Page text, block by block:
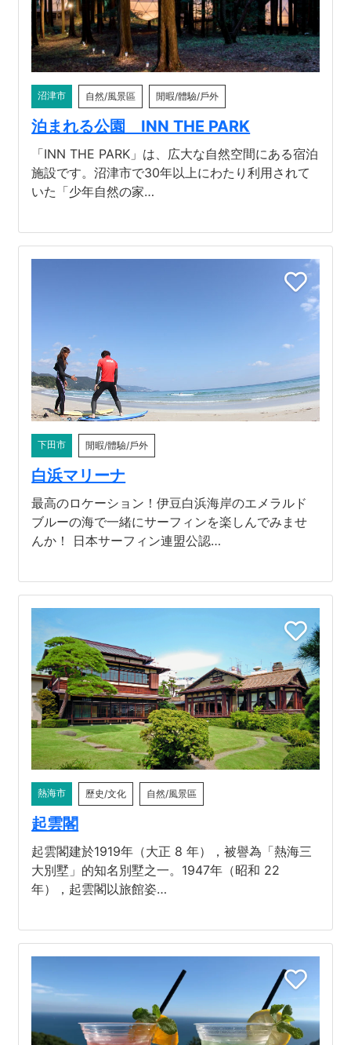
沼津市 自然/風景區 閒暇/體驗/戶外
泊まれる公園 INN THE PARK
「INN THE PARK」は、広大な自然空間にある宿泊
施設です。沼津市で30年以上にわたり利用されて
いた「少年自然の家…
下田市 閒暇/體驗/戶外
白浜マリーナ
最高のロケーション！伊豆白浜海岸のエメラルド
ブルーの海で一緒にサーフィンを楽しんでみませ
んか！ 日本サーフィン連盟公認…
熱海市 歷史/文化 自然/風景區
起雲閣
起雲閣建於1919年（大正 8 年），被譽為「熱海三
大別墅」的知名別墅之一。1947年（昭和 22
年），起雲閣以旅館姿…